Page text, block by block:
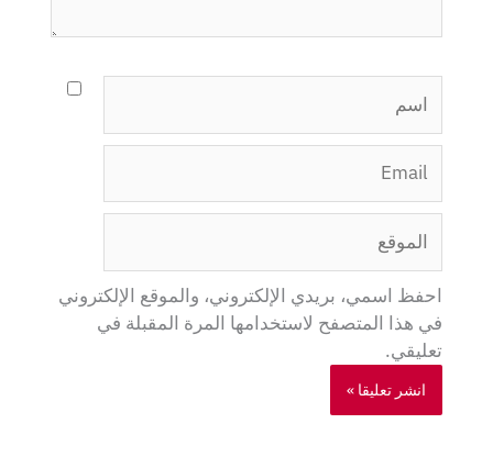
احفظ اسمي، بريدي الإلكتروني، والموقع الإلكتروني
في هذا المتصفح لاستخدامها المرة المقبلة في
تعليقي.